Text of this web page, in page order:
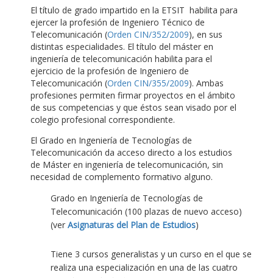
El título de grado impartido en la ETSIT habilita para
ejercer la profesión de Ingeniero Técnico de
Telecomunicación (Orden CIN/352/2009), en sus
distintas especialidades. El título del máster en
ingeniería de telecomunicación habilita para el
ejercicio de la profesión de Ingeniero de
Telecomunicación (Orden CIN/355/2009). Ambas
profesiones permiten firmar proyectos en el ámbito
de sus competencias y que éstos sean visado por el
colegio profesional correspondiente.
El Grado en Ingeniería de Tecnologías de
Telecomunicación da acceso directo a los estudios
de Máster en ingeniería de telecomunicación, sin
necesidad de complemento formativo alguno.
Grado en Ingeniería de Tecnologías de
Telecomunicación (100 plazas de nuevo acceso)
(ver Asignaturas del Plan de Estudios)
Tiene 3 cursos generalistas y un curso en el que se
realiza una especialización en una de las cuatro